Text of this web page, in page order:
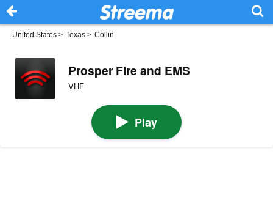
United States > Texas > Collin
Prosper Fire and EMS
VHF
Play